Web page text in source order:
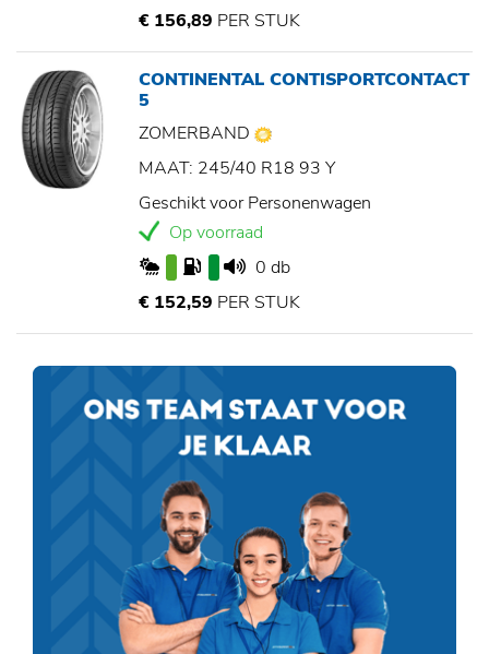
€ 156,89 PER STUK
CONTINENTAL CONTISPORTCONTACT
5
ZOMERBAND
MAAT: 245/40 R18 93 Y
Geschikt voor Personenwagen
Op voorraad
0 db
€ 152,59 PER STUK